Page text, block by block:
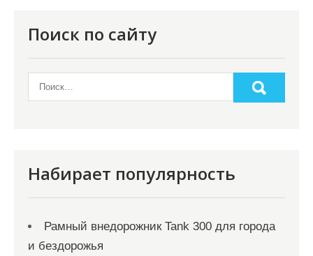
Поиск по сайту
Набирает популярность
Рамный внедорожник Tank 300 для города
и бездорожья